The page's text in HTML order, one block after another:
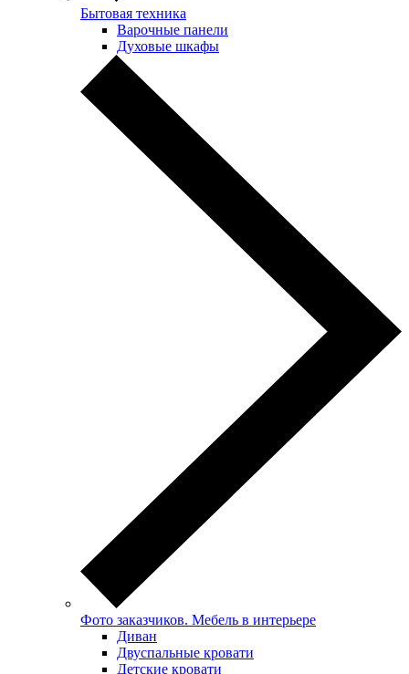
Бытовая техника
Варочные панели
Духовые шкафы
Фото заказчиков. Мебель в интерьере
Диван
Двуспальные кровати
Детские кровати